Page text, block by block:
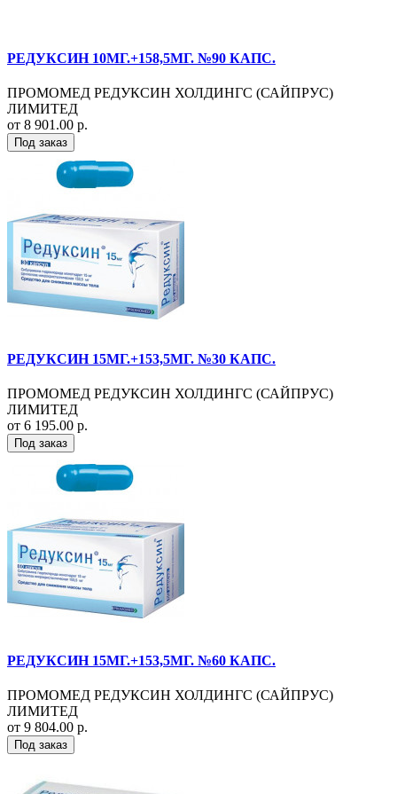
РЕДУКСИН 10МГ.+158,5МГ. №90 КАПС.
ПРОМОМЕД РЕДУКСИН ХОЛДИНГС (САЙПРУС)
ЛИМИТЕД
от 8 901.00 р.
Под заказ
РЕДУКСИН 15МГ.+153,5МГ. №30 КАПС.
ПРОМОМЕД РЕДУКСИН ХОЛДИНГС (САЙПРУС)
ЛИМИТЕД
от 6 195.00 р.
Под заказ
РЕДУКСИН 15МГ.+153,5МГ. №60 КАПС.
ПРОМОМЕД РЕДУКСИН ХОЛДИНГС (САЙПРУС)
ЛИМИТЕД
от 9 804.00 р.
Под заказ